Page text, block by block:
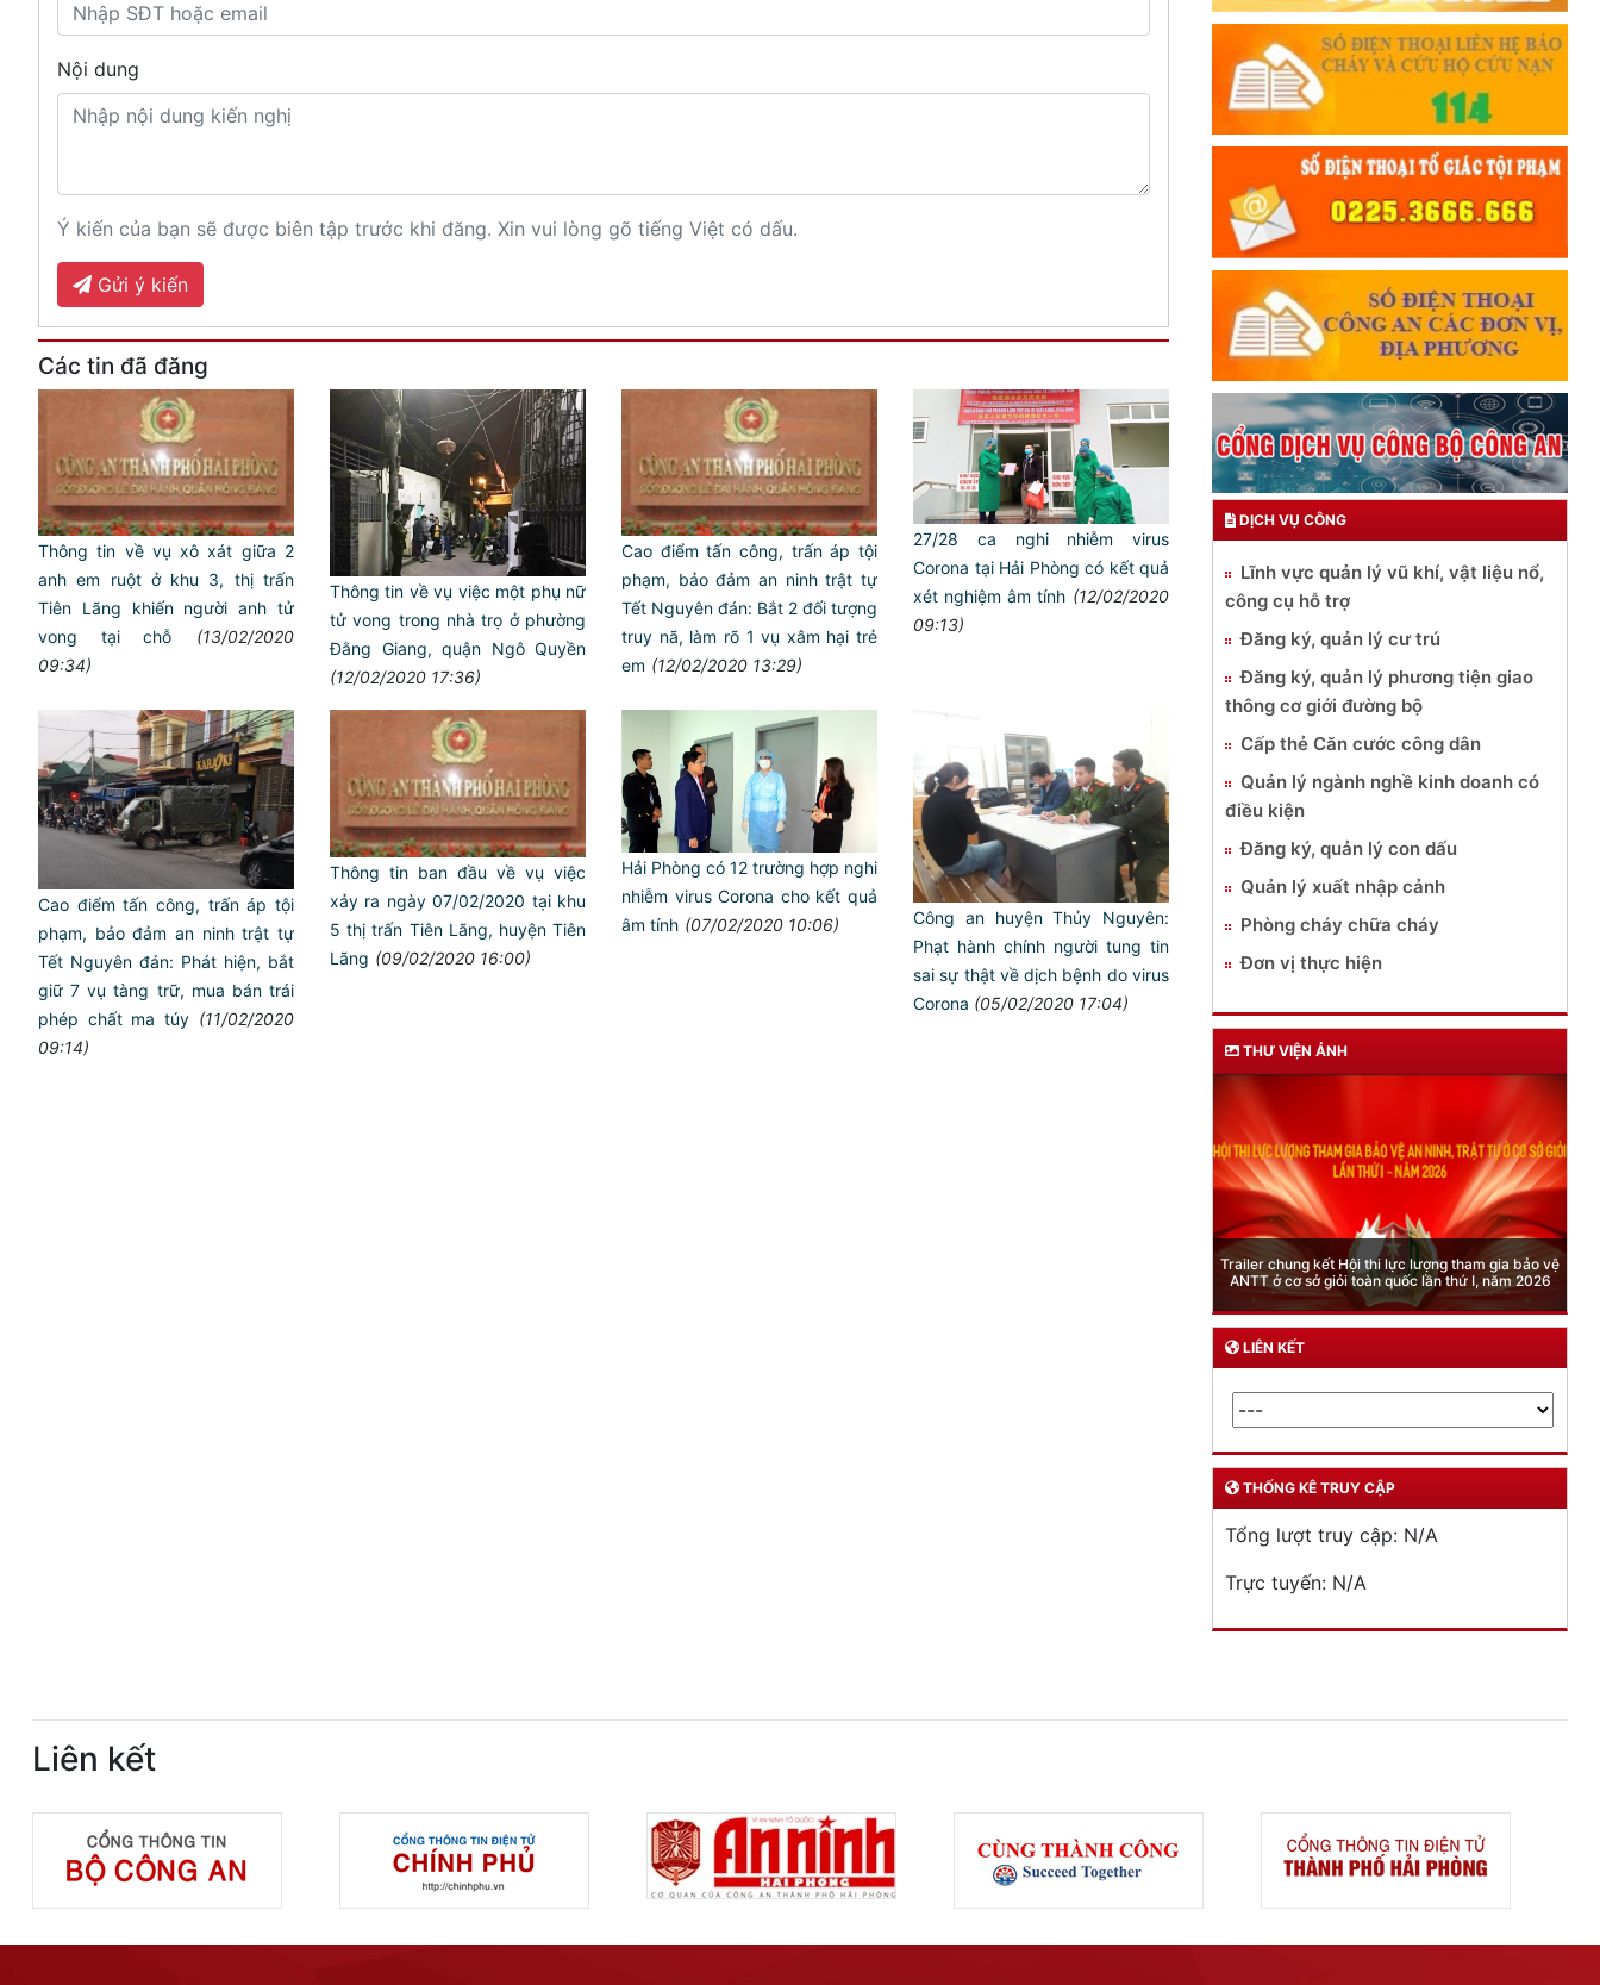
Nội dung
Ý kiến của bạn sẽ được biên tập trước khi đăng. Xin vui lòng gõ tiếng Việt có dấu.
Gửi ý kiến
Các tin đã đăng
Thông tin về vụ xô xát giữa 2
anh em ruột ở khu 3, thị trấn
Tiên Lãng khiến người anh tử
vong tại chỗ
(13/02/2020
09:34)
Thông tin về vụ việc một phụ nữ
tử vong trong nhà trọ ở phường
Đằng Giang, quận Ngô Quyền
(12/02/2020 17:36)
Cao điểm tấn công, trấn áp tội
phạm, bảo đảm an ninh trật tự
Tết Nguyên đán: Bắt 2 đối tượng
truy nã, làm rõ 1 vụ xâm hại trẻ
em (12/02/2020 13:29)
27/28 ca nghi nhiễm virus
Corona tại Hải Phòng có kết quả
xét nghiệm âm tính (12/02/2020
09:13)
Cao điểm tấn công, trấn áp tội
phạm, bảo đảm an ninh trật tự
Tết Nguyên đán: Phát hiện, bắt
giữ 7 vụ tàng trữ, mua bán trái
phép chất ma túy (11/02/2020
09:14)
Thông tin ban đầu về vụ việc
xảy ra ngày 07/02/2020 tại khu
5 thị trấn Tiên Lãng, huyện Tiên
Lãng (09/02/2020 16:00)
Hải Phòng có 12 trường hợp nghi
nhiễm virus Corona cho kết quả
âm tính (07/02/2020 10:06)
Công an huyện Thủy Nguyên:
Phạt hành chính người tung tin
sai sự thật về dịch bệnh do virus
Corona (05/02/2020 17:04)
DỊCH VỤ CÔNG
Lĩnh vực quản lý vũ khí, vật liệu nổ,
công cụ hỗ trợ
Đăng ký, quản lý cư trú
Đăng ký, quản lý phương tiện giao
thông cơ giới đường bộ
Cấp thẻ Căn cước công dân
Quản lý ngành nghề kinh doanh có
điều kiện
Đăng ký, quản lý con dấu
Quản lý xuất nhập cảnh
Phòng cháy chữa cháy
Đơn vị thực hiện
THƯ VIỆN ẢNH
Trailer chung kết Hội thi lực lượng tham gia bảo vệ
ANTT ở cơ sở giỏi toàn quốc lần thứ I, năm 2026
Phòng Quản lý xuất nhập cảnh: Hướng dẫn
quy định mới trong lĩnh vực xuất cảnh,
của công dân việt nam từ ngày 01/7/
LIÊN KẾT
THỐNG KÊ TRUY CẬP
Tổng lượt truy cập: N/A
Trực tuyến: N/A
Liên kết